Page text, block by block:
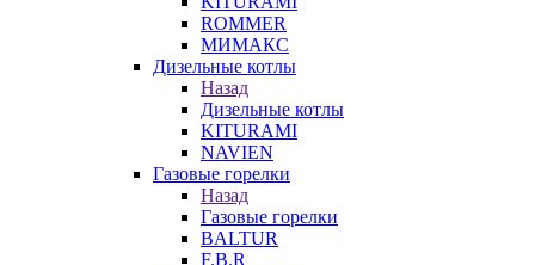
ROMMER
МИМАКС
Дизельные котлы
Назад
Дизельные котлы
KITURAMI
NAVIEN
Газовые горелки
Назад
Газовые горелки
BALTUR
F.B.R